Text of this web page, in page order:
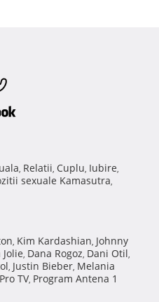
, Relatii, Cuplu, Iubire,
sexuale Kamasutra,
, Kim Kardashian, Johnny
, Dana Rogoz, Dani Otil,
, Justin Bieber, Melania
TV, Program Antena 1